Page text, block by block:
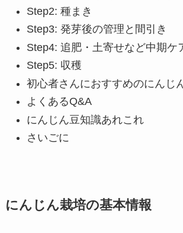
Step2: 種まき
Step3: 発芽後の管理と間引き
Step4: 追肥・土寄せなど中期ケ
Step5: 収穫
初心者さんにおすすめのにんじ
よくあるQ&A
にんじん豆知識あれこれ
さいごに
にんじん栽培の基本情報